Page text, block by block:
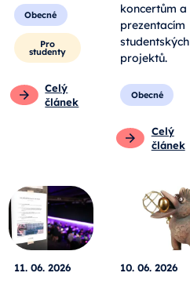
Obecné
Pro
studenty
Celý
článek
koncertům a
prezentacím
studentských
projektů.
Obecné
Celý
článek
11. 06. 2026 10. 06. 2026